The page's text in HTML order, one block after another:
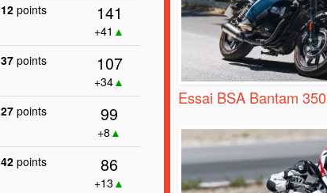
12 points 141
+41 ▲
37 points 107
+34▲
27 points 99
+8 ▲
42 points 86
+13 ▲
Essai BSA Bantam 350